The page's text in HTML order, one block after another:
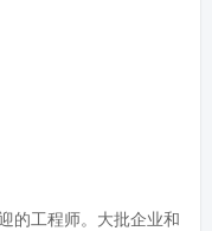
的工程师。大批企业和